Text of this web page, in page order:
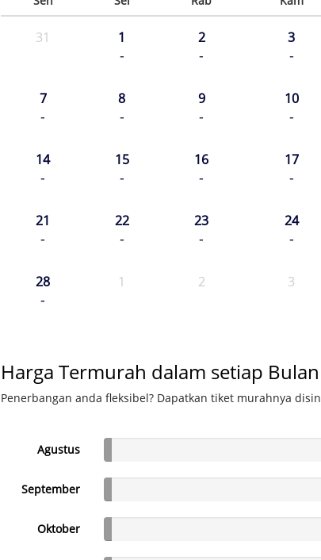
31 1
-
2
-
3
-
7
-
8
-
9
-
10
-
14
-
15
-
16
-
17
-
21
-
22
-
23
-
24
-
28
-
1 2 3
Harga Termurah dalam setiap Bulan
Penerbangan anda fleksibel? Dapatkan tiket murahnya
Agustus
September
Oktober